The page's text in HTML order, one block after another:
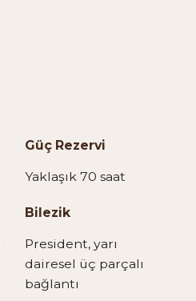
Güç Rezervi
Yaklaşık 70 saat
Bilezik
President, yarı
dairesel üç parçalı
bağlantı